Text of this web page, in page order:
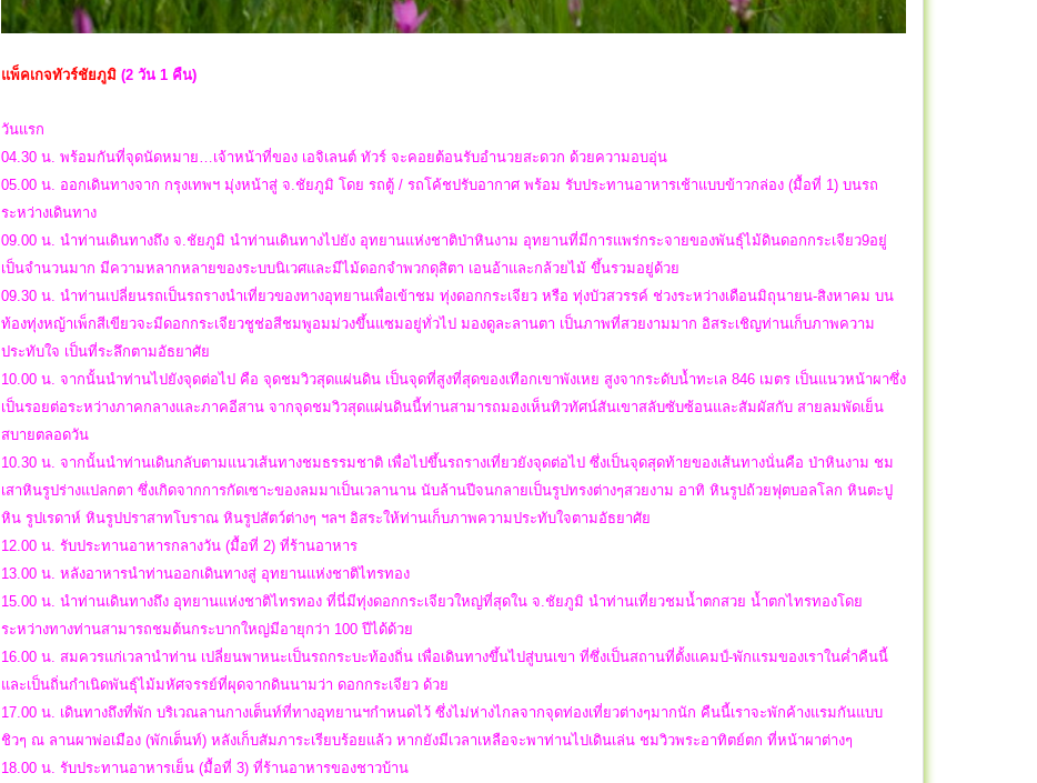
แพ็คเกจทัวร์ชัยภูมิ(2 วัน 1 คืน)
วันแรก
04.30 น. พร้อมกันที่จุดนัดหมาย…เจ้าหน้าที่ของ เอจิเลนต์ ทัวร์ จะคอยต้อนรับอำนวยสะดวก ด้วยความอบอุ่น
05.00 น. ออกเดินทางจาก กรุงเทพฯ มุ่งหน้าสู่ จ.ชัยภูมิ โดย รถตู้ / รถโค้ชปรับอากาศ พร้อม รับประทานอาหารเช้าแบบข้าวกล่อง (มื้อที่ 1) บนรถ
ระหว่างเดินทาง
09.00 น. นำท่านเดินทางถึง จ.ชัยภูมิ นำท่านเดินทางไปยัง อุทยานแห่งชาติป่าหินงาม อุทยานที่มีการแพร่กระจายของพันธุ์ไม้ดินดอกกระเจียว9อยู่
เป็นจำนวนมาก มีความหลากหลายของระบบนิเวศและมีไม้ดอกจำพวกดุสิตา เอนอ้าและกล้วยไม้ ขึ้นรวมอยู่ด้วย
09.30 น. นำท่านเปลี่ยนรถเป็นรถรางนำเที่ยวของทางอุทยานเพื่อเข้าชม ทุ่งดอกกระเจียว หรือ ทุ่งบัวสวรรค์ ช่วงระหว่างเดือนมิถุนายน-สิงหาคม บน
ท้องทุ่งหญ้าเพ็กสีเขียวจะมีดอกกระเจียวชูช่อสีชมพูอมม่วงขึ้นแซมอยู่ทั่วไป มองดูละลานตา เป็นภาพที่สวยงามมาก อิสระเชิญท่านเก็บภาพความ
ประทับใจ เป็นที่ระลึกตามอัธยาศัย
10.00 น. จากนั้นนำท่านไปยังจุดต่อไป คือ จุดชมวิวสุดแผ่นดิน เป็นจุดที่สูงที่สุดของเทือกเขาพังเหย สูงจากระดับน้ำทะเล 846 เมตร เป็นแนวหน้าผาซึ่ง
เป็นรอยต่อระหว่างภาคกลางและภาคอีสาน จากจุดชมวิวสุดแผ่นดินนี้ท่านสามารถมองเห็นทิวทัศน์สันเขาสลับซับซ้อนและสัมผัสกับ สายลมพัดเย็น
สบายตลอดวัน
10.30 น. จากนั้นนำท่านเดินกลับตามแนวเส้นทางชมธรรมชาติ เพื่อไปขึ้นรถรางเที่ยวยังจุดต่อไป ซึ่งเป็นจุดสุดท้ายของเส้นทางนั่นคือ ป่าหินงาม ชม
เสาหินรูปร่างแปลกตา ซึ่งเกิดจากการกัดเซาะของลมมาเป็นเวลานาน นับล้านปีจนกลายเป็นรูปทรงต่างๆสวยงาม อาทิ หินรูปถ้วยฟุตบอลโลก หินตะปู
หิน รูปเรดาห์ หินรูปปราสาทโบราณ หินรูปสัตว์ต่างๆ ฯลฯ อิสระให้ท่านเก็บภาพความประทับใจตามอัธยาศัย
12.00 น. รับประทานอาหารกลางวัน (มื้อที่ 2) ที่ร้านอาหาร
13.00 น. หลังอาหารนำท่านออกเดินทางสู่ อุทยานแห่งชาติไทรทอง
15.00 น. นำท่านเดินทางถึง อุทยานแห่งชาติไทรทอง ที่นี่มีทุ่งดอกกระเจียวใหญ่ที่สุดใน จ.ชัยภูมิ นำท่านเที่ยวชมน้ำตกสวย น้ำตกไทรทองโดย
ระหว่างทางท่านสามารถชมต้นกระบากใหญ่มีอายุกว่า 100 ปีได้ด้วย
16.00 น. สมควรแก่เวลานำท่าน เปลี่ยนพาหนะเป็นรถกระบะท้องถิ่น เพื่อเดินทางขึ้นไปสู่บนเขา ที่ซึ่งเป็นสถานที่ตั้งแคมป์-พักแรมของเราในค่ำคืนนี้
และเป็นถิ่นกำเนิดพันธุ์ไม้มหัศจรรย์ที่ผุดจากดินนามว่า ดอกกระเจียว ด้วย
17.00 น. เดินทางถึงที่พัก บริเวณลานกางเต็นท์ที่ทางอุทยานฯกำหนดไว้ ซึ่งไม่ห่างไกลจากจุดท่องเที่ยวต่างๆมากนัก คืนนี้เราจะพักค้างแรมกันแบบ
ชิวๆ ณ ลานผาพ่อเมือง (พักเต็นท์) หลังเก็บสัมภาระเรียบร้อยแล้ว หากยังมีเวลาเหลือจะพาท่านไปเดินเล่น ชมวิวพระอาทิตย์ตก ที่หน้าผาต่างๆ
18.00 น. รับประทานอาหารเย็น (มื้อที่ 3) ที่ร้านอาหารของชาวบ้าน